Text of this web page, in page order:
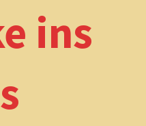
ins